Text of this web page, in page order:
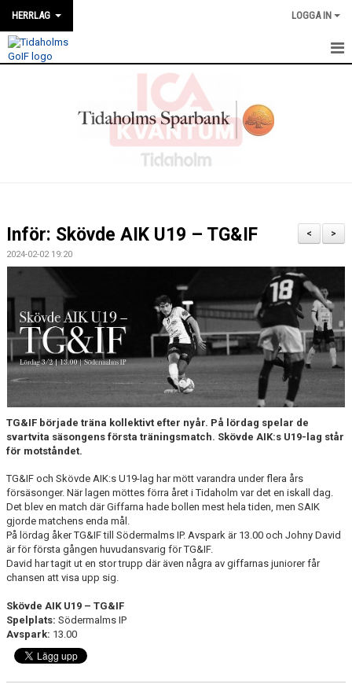
HERRLAG LOGGA IN
MATCHER
>
<
Inför: Skövde AIK U19 – TG&IF
2024-02-02 19:20
TG&IF började träna kollektivt efter nyår. På lördag spelar de
svartvita säsongens första träningsmatch. Skövde AIK:s U19-lag står
för motståndet.
TG&IF och Skövde AIK:s U19-lag har mött varandra under flera års
försäsonger. När lagen möttes förra året i Tidaholm var det en iskall dag.
Det blev en match där Giffarna hade bollen mest hela tiden, men SAIK
gjorde matchens enda mål.
På lördag åker TG&IF till Södermalms IP. Avspark är 13.00 och Johny David
är för första gången huvudansvarig för TG&IF.
David har tagit ut en stor trupp där även några av giffarnas juniorer får
chansen att visa upp sig.
Skövde AIK U19 – TG&IF
Spelplats: Södermalms IP
Avspark: 13.00